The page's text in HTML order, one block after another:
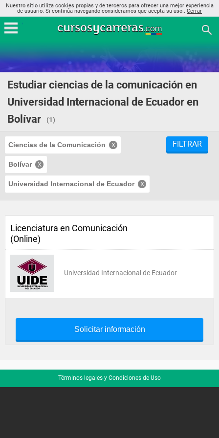
Nuestro sitio utiliza cookies propias y de terceros para ofrecer una mejor experiencia
de usuario. Si continúa navegando consideramos que acepta su uso.. Cerrar
Estudiar ciencias de la comunicación en
Universidad Internacional de Ecuador en
Bolívar
(1)
Ciencias de la Comunicación
Bolívar
Universidad Internacional de Ecuador
FILTRAR
Licenciatura en Comunicación
(Online)
Universidad Internacional de Ecuador
Solicitar información
Términos legales y Condiciones de Uso